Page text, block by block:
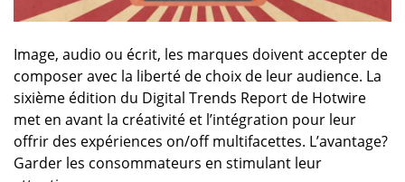
Image, audio ou écrit, les marques doivent accepter de
composer avec la liberté de choix de leur audience. La
sixième édition du Digital Trends Report de Hotwire
met en avant la créativité et l’intégration pour leur
offrir des expériences on/off multifacettes. L’avantage?
Garder les consommateurs en stimulant leur